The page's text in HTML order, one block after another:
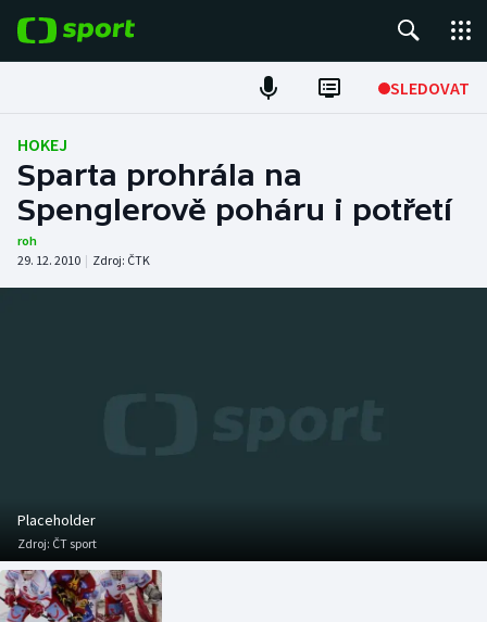
SLEDOVAT
Fotbal
Hokej
Atletika
Basketbal
Biatlon
Historické návraty
Aplikace ČT sport
HOKEJ
Sparta prohrála na
Spenglerově poháru i potřetí
roh
29. 12. 2010 | Zdroj: ČTK
Placeholder
Zdroj: ČT sport